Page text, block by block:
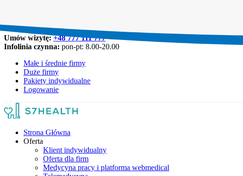
Umów wizytę:+48 777 111 777
Infolinia czynna: pon-pt: 8.00-20.00
Małe i średnie firmy
Duże firmy
Pakiety indywidualne
Logowanie
Strona Główna
Oferta
Klient indywidualny
Oferta dla firm
Medycyna pracy i platforma webmedical